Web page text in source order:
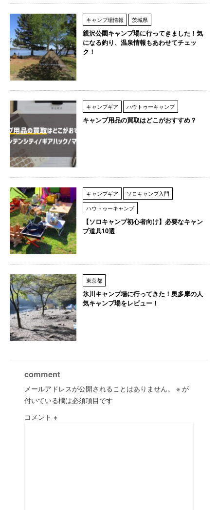
キャンプ場情報 茨城県
親沢公園キャンプ場に行ってきました！気
になる釣り、温泉情報もあわせてチェッ
ク！
キャンプギア ハウトゥーキャンプ
キャンプ用品の買取はどこがおすすめ？
キャンプギア
ソロキャンプ入門
ハウトゥーキャンプ
【ソロキャンプ初心者向け】必要なキャン
プ道具10選
東京都
氷川キャンプ場に行ってきた！奥多摩の人
気キャンプ場をレビュー！
comment
メールアドレスが公開されることはありません。 ※ が
付いている欄は必須項目です
コメント ※